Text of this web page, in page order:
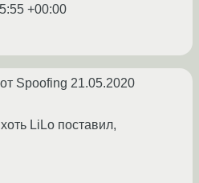
+00:00
от Spoofing 21.05.2020
LiLo поставил,